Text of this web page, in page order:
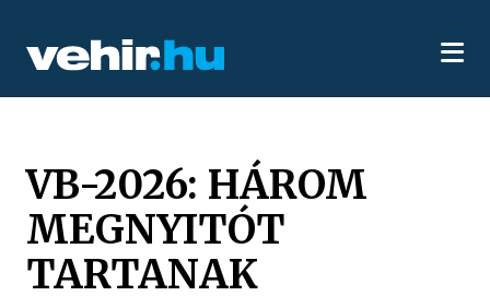
VB-2026: HÁROM
MEGNYITÓT
TARTANAK